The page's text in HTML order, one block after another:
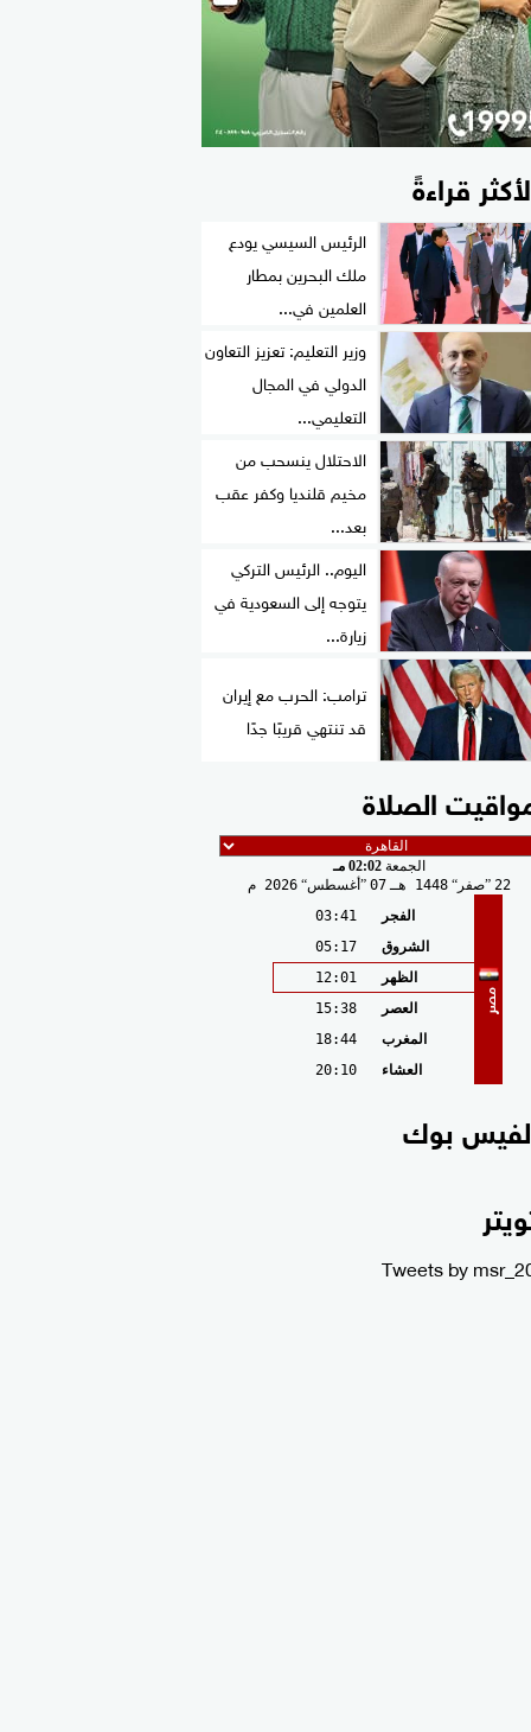
قراءةً
الرئيس السيسي يودع
ملك البحرين بمطار
العلمين في...
وزير التعليم: تعزيز التعاون
الدولي في المجال
التعليمي...
الاحتلال ينسحب من
مخيم قلنديا وكفر عقب
بعد...
اليوم.. الرئيس التركي
يتوجه إلى السعودية في
زيارة...
ترامب: الحرب مع إيران
قد تنتهي قريبًا جدًا
الصلاة
الجمعة 02:02 مـ
22 صفر 1448 هـ 07 أغسطس 2026 م
مصر
الفجر
03:41
الشروق
05:17
الظهر
12:01
العصر
15:38
المغرب
18:44
العشاء
20:10
بوك
Tweets by